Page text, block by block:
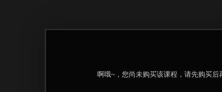
啊哦~，您尚未购买该课程，请先购买后